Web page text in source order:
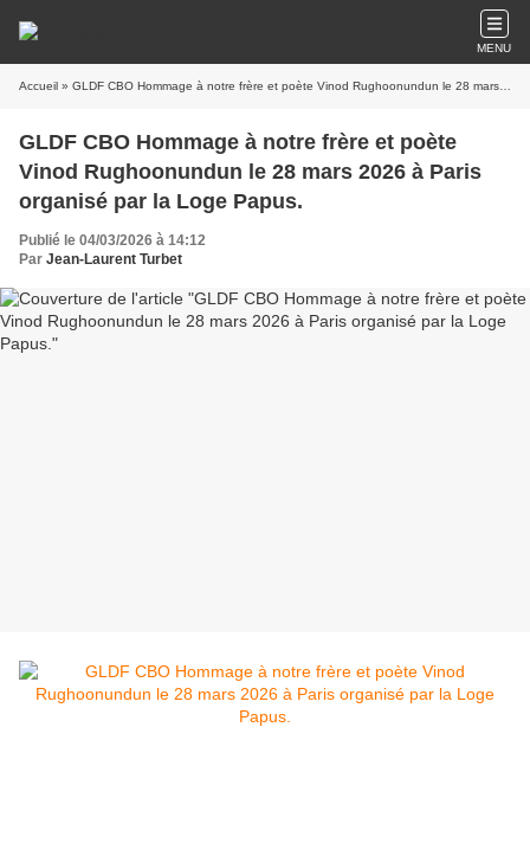
MENU
Accueil » GLDF CBO Hommage à notre frère et poète Vinod Rughoonundun le 28 mars 2026 à Paris organisé par la Loge Papus.
GLDF CBO Hommage à notre frère et poète
Vinod Rughoonundun le 28 mars 2026 à Paris
organisé par la Loge Papus.
Publié le 04/03/2026 à 14:12
Par Jean-Laurent Turbet